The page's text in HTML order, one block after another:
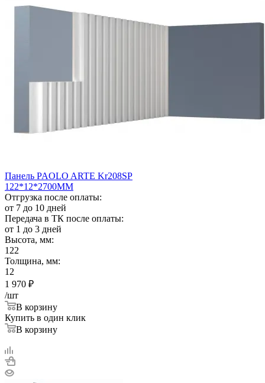
Панель PAOLO ARTE Kr208SP
122*12*2700ММ
Отгрузка после оплаты:
от 7 до 10 дней
Передача в ТК после оплаты:
от 1 до 3 дней
Высота, мм:
122
Толщина, мм:
12
1 970 ₽
/шт
В корзину
Купить в один клик
В корзину